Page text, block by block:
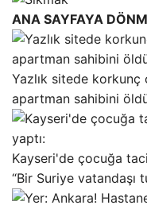
ANA SAYFAYA
Yazlık sitede
apartman sahibini
Kayseri'de çocuğa
“Bir Suriye vatandaşı